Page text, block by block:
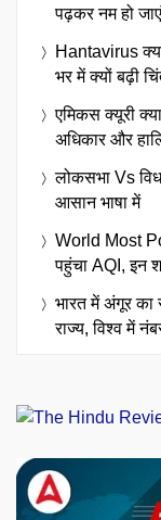
पढ़कर नम हो
Hantavirus
भर में क्यों बढ़ी
एमिकस क्यूरी
अधिकार और
लोकसभा Vs
आसान भाषा में
World Most
पहुंचा AQI, इन
भारत में अंगूर का
राज्य, विश्व में